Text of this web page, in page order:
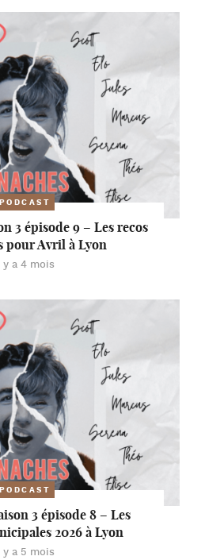
PODCAST
3 épisode 9 – Les recos
pour Avril à Lyon
y a 4 mois
PODCAST
3 épisode 8 – Les
2026 à Lyon
y a 5 mois